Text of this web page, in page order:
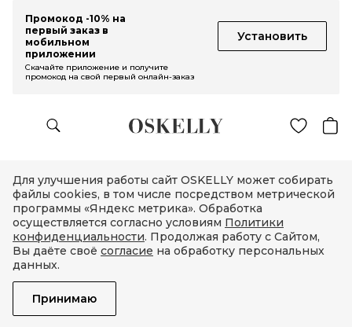
Промокод -10% на
первый заказ в
мобильном
приложении
Установить
Скачайте приложение и получите
промокод на свой первый онлайн-заказ
Для улучшения работы сайт OSKELLY может собирать
файлы cookies, в том числе посредством метрической
программы «Яндекс метрика». Обработка
осуществляется согласно условиям Политики
конфиденциальности. Продолжая работу с Сайтом,
Вы даёте своё согласие на обработку персональных
данных.
Принимаю